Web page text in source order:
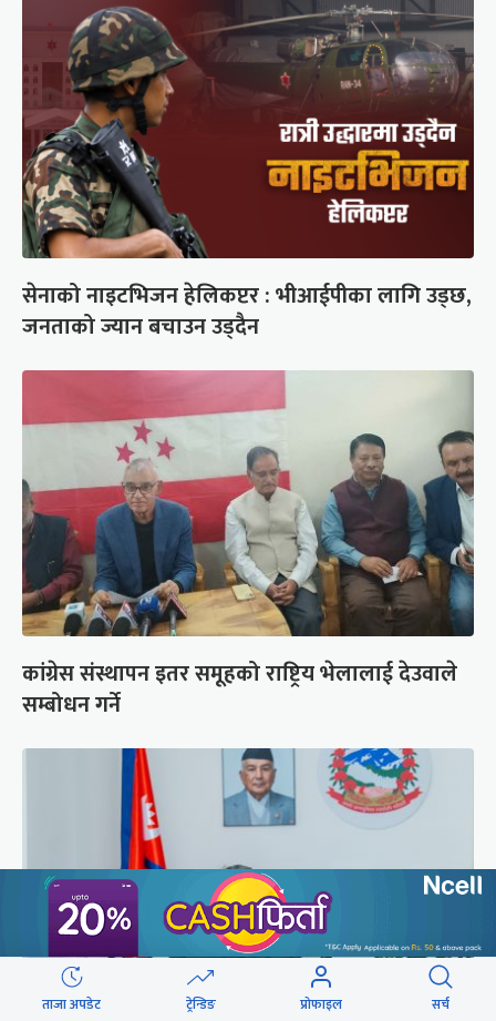
सेनाको नाइटभिजन हेलिकप्टर : भीआईपीका लागि उड्छ,
जनताको ज्यान बचाउन उड्दैन
कांग्रेस संस्थापन इतर समूहको राष्ट्रिय भेलालाई देउवाले
सम्बोधन गर्ने
ताजा अपडेट ट्रेन्डिङ प्रोफाइल सर्च